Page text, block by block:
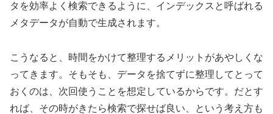
タを効率よく検索できるように、インデックスと呼ばれる
メタデータが自動で生成されます。
こうなると、時間をかけて整理するメリットがあやしくな
ってきます。そもそも、データを捨てずに整理してとって
おくのは、次回使うことを想定しているからです。だとす
れば、その時がきたら検索で探せば良い、という考え方も